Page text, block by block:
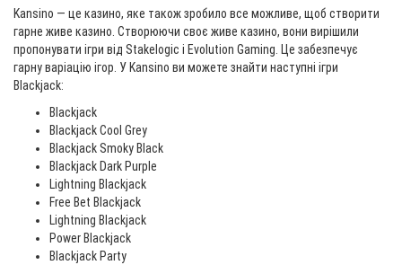
Kansino — це казино, яке також зробило все можливе, щоб створити
гарне живе казино. Створюючи своє живе казино, вони вирішили
пропонувати ігри від Stakelogic і Evolution Gaming. Це забезпечує
гарну варіацію ігор. У Kansino ви можете знайти наступні ігри
Blackjack:
Blackjack
Blackjack Cool Grey
Blackjack Smoky Black
Blackjack Dark Purple
Lightning Blackjack
Free Bet Blackjack
Lightning Blackjack
Power Blackjack
Blackjack Party